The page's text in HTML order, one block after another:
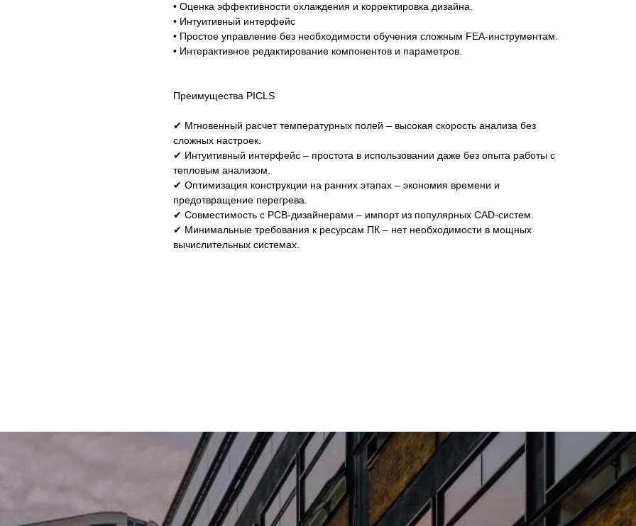
• Оценка эффективности охлаждения и корректировка дизайна.
• Интуитивный интерфейс
• Простое управление без необходимости обучения сложным FEA-инструментам.
• Интерактивное редактирование компонентов и параметров.
Преимущества PICLS
✔ Мгновенный расчет температурных полей – высокая скорость анализа без
сложных настроек.
✔ Интуитивный интерфейс – простота в использовании даже без опыта работы с
тепловым анализом.
✔ Оптимизация конструкции на ранних этапах – экономия времени и
предотвращение перегрева.
✔ Совместимость с PCB-дизайнерами – импорт из популярных CAD-систем.
✔ Минимальные требования к ресурсам ПК – нет необходимости в мощных
вычислительных системах.